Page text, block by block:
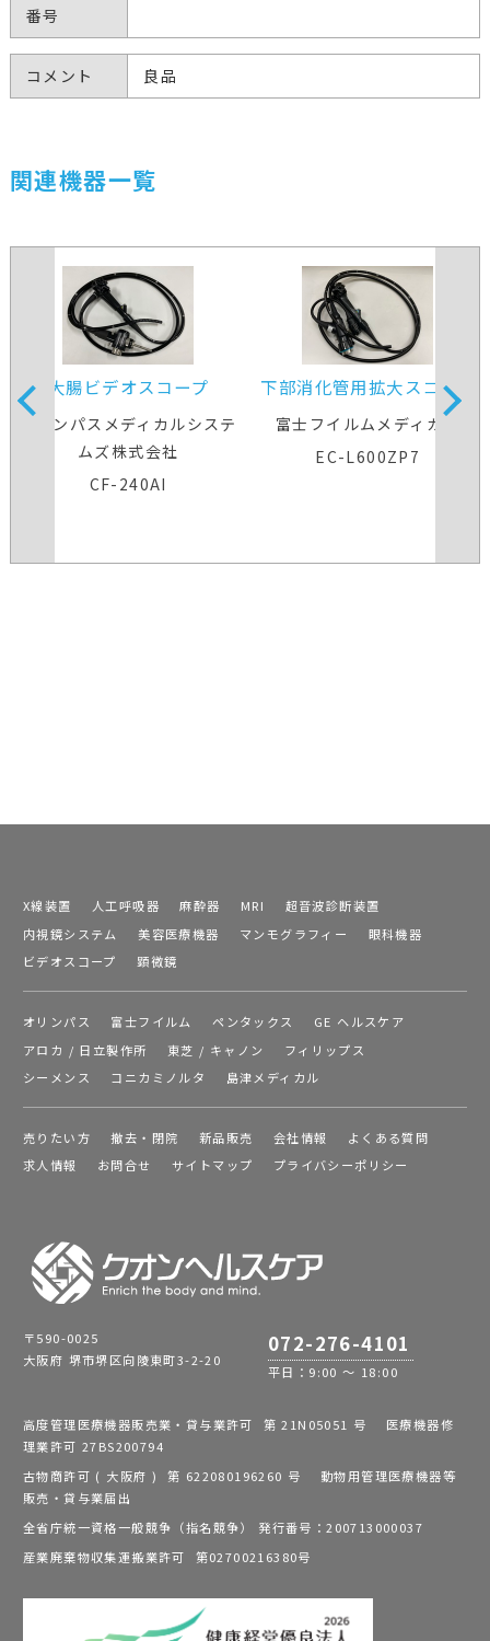
番号
コメント 良品
関連機器一覧
大腸ビデオスコープ
オリンパスメディカルシステ
ムズ株式会社
CF-240AI
下部消化管用拡大スコープ
富士フイルムメディカル
EC-L600ZP7
X線装置 人工呼吸器 麻酔器 MRI
超音波診断装置
内視鏡システム
美容医療機器 マンモグラフィー
眼科機器
ビデオスコープ
顕微鏡
オリンパス 富士フイルム ペンタックス
GE ヘルスケア
アロカ / 日立製作所
東芝 / キャノン
フィリップス
シーメンス
コニカミノルタ 島津メディカル
売りたい方 撤去・閉院 新品販売 会社情報
よくある質問
求人情報
お問合せ サイトマップ プライバシーポリシー
〒590-0025
大阪府 堺市堺区向陵東町3-2-20
072-276-4101
平日：9:00 ～ 18:00
高度管理医療機器販売業・貸与業許可 第 21N05051 号 医療機器修
理業許可 27BS200794
古物商許可 ( 大阪府 ) 第 622080196260 号 動物用管理医療機器等
販売・貸与業届出
全省庁統一資格一般競争（指名競争） 発行番号：200713000037
産業廃棄物収集運搬業許可 第02700216380号